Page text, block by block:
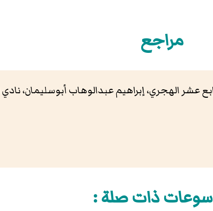
مراجع
عشر الهجري، إبراهيم عبدالوهاب أبوسليمان،
ذات صلة :